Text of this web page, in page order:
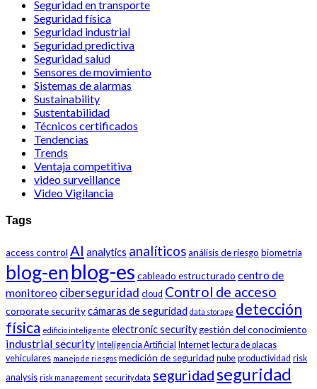
Seguridad en transporte
Seguridad física
Seguridad industrial
Seguridad predictiva
Seguridad salud
Sensores de movimiento
Sistemas de alarmas
Sustainability
Sustentabilidad
Técnicos certificados
Tendencias
Trends
Ventaja competitiva
video surveillance
Video Vigilancia
Tags
access control AI analytics analíticosanálisis de riesgo biometría
blog-enblog-es cableado estructurado centro de
monitoreo ciberseguridad cloud Control de acceso
corporate securitycámaras de seguridad data storage detección
física edificio inteligente electronic securitygestión del conocimiento
industrial security Inteligencia Artificial Internet lectura de placas
vehiculares manejo de riesgos medición de seguridad nube productividad risk
analysis risk management security data seguridadseguridad